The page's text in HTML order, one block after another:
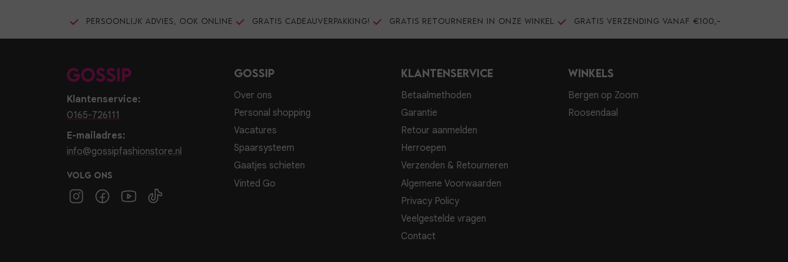
Persoonlijk advies, ook online Gratis cadeauverpakking! Gratis retourneren in onze winkel Gratis verzending vanaf €100,-
Klantenservice:
0165-726111
E-mailadres:
info@gossipfashionstore.nl
Volg ons
Gossip
Over ons
Personal shopping
Vacatures
Spaarsysteem
Gaatjes schieten
Vinted Go
Klantenservice
Betaalmethoden
Garantie
Retour aanmelden
Herroepen
Verzenden & Retourneren
Algemene Voorwaarden
Privacy Policy
Veelgestelde vragen
Contact
Winkels
Bergen op Zoom
Roosendaal